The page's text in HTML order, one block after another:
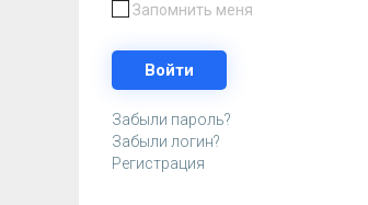
Запомнить меня
Забыли пароль?
Забыли логин?
Регистрация